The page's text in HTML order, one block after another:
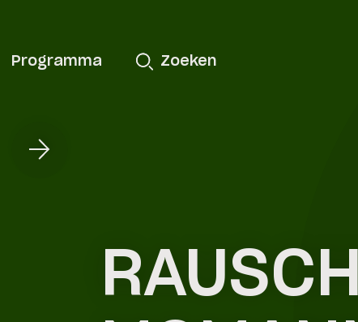
Programma Zoeken